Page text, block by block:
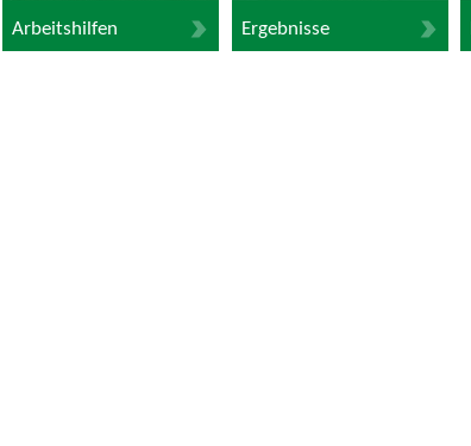
Arbeitshilfen Ergebnisse